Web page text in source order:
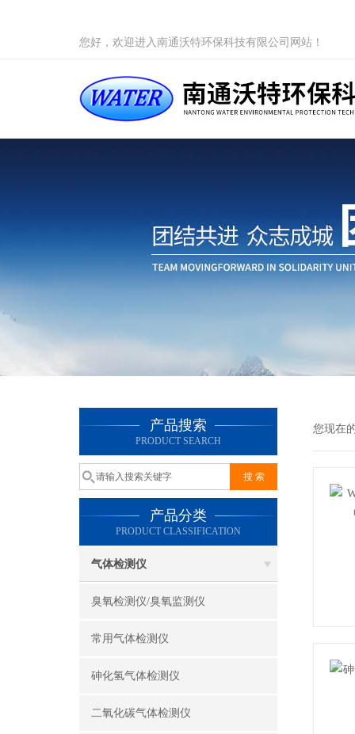
您好，欢迎进入南通沃特环保科技有限公司网站！
产品搜索
PRODUCT SEARCH
产品分类
PRODUCT CLASSIFICATION
气体检测仪
臭氧检测仪/臭氧监测仪
常用气体检测仪
砷化氢气体检测仪
二氧化碳气体检测仪
您现在